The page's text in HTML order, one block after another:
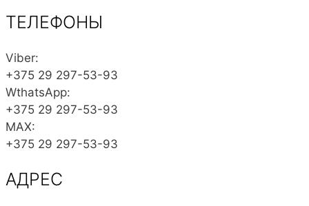
ТЕЛЕФОНЫ
Viber:
+375 29 297-53-93
WthatsApp:
+375 29 297-53-93
MAX:
+375 29 297-53-93
АДРЕС